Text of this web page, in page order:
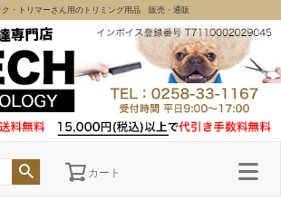
・トリマーさん用のトリミング用品 販売・通販
カート